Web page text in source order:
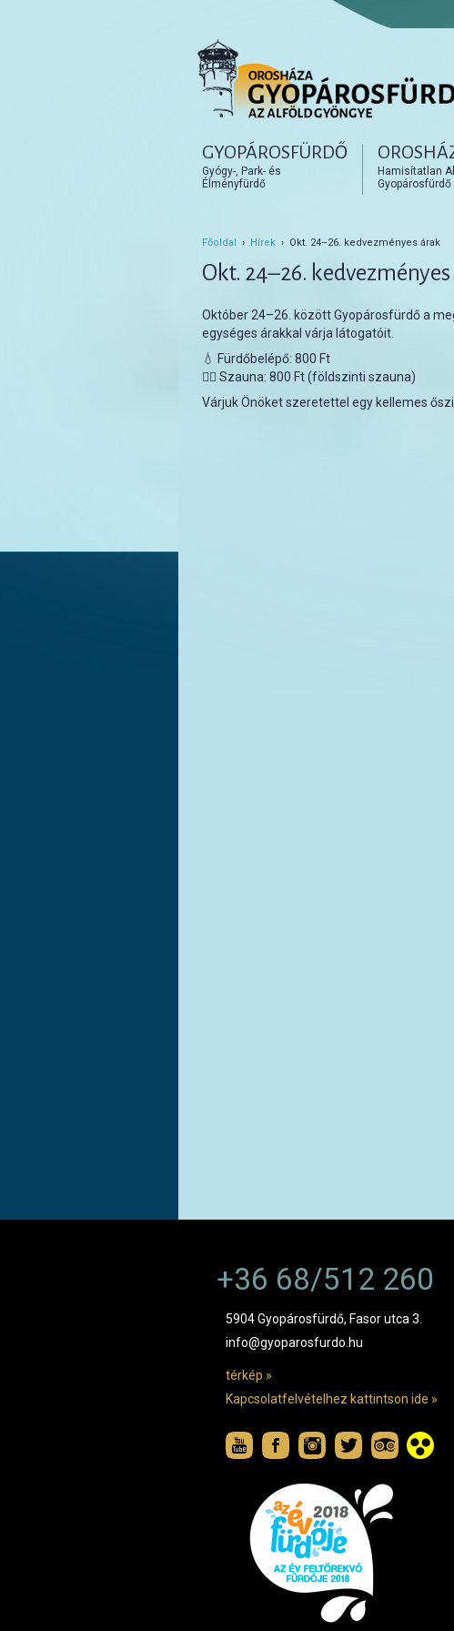
Tovább az elsődleges
Tovább a másodlagos
GYOPÁROSFÜRDŐ
Gyógy-, Park- és
Élményfürdő
Hamisítatlan
Főoldal › Hírek › Okt. 24–26. kedvezményes árak
Okt. 24–26.
Október 24–26. között Gyopárosfürdő a
egységes árakkal várja látogatóit.
💧 Fürdőbelépő: 800 Ft
🧖‍♀️ Szauna: 800 Ft (földszinti szauna)
Várjuk Önöket szeretettel egy kellemes
+36 68/512 260
5904 Gyopárosfürdő, Fasor utca 3.
info@gyoparosfurdo.hu
térkép »
Kapcsolatfelvételhez kattintson ide »